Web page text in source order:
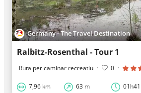
Germany - The Travel Destination
Ralbitz-Rosenthal - Tour 1
Ruta per caminar recreatiu · 0 ·
7,96 km 63 m 01h41